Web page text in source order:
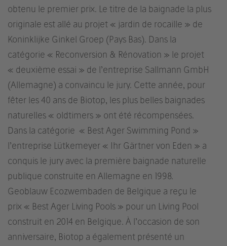
obtenu le premier prix. Le titre de la baignade la plus
originale est allé au projet « jardin de rocaille » de
Koninklijke Ginkel Groep (Pays Bas). Dans la
catégorie « Reconversion & Rénovation » le projet
« deuxième essai » de l’entreprise Sallmann GmbH
(Allemagne) a convaincu le jury. Cette année, pour
fêter les 40 ans de Biotop, les plus belles baignades
naturelles « oldtimers » ont été récompensées.
Dans la catégorie « Best Ager Swimming Pond »
l’entreprise Lütkemeyer « Ihr Gärtner von Eden » a
conquis le jury avec la première baignade naturelle
publique construite en Allemagne en 1998.
Geoblauw Ecozwembaden de Belgique a reçu le
prix « Best Ager Living Pools » pour un Living Pool
construit en 2014 en Belgique. À l’occasion de son
anniversaire, Biotop a également présenté un